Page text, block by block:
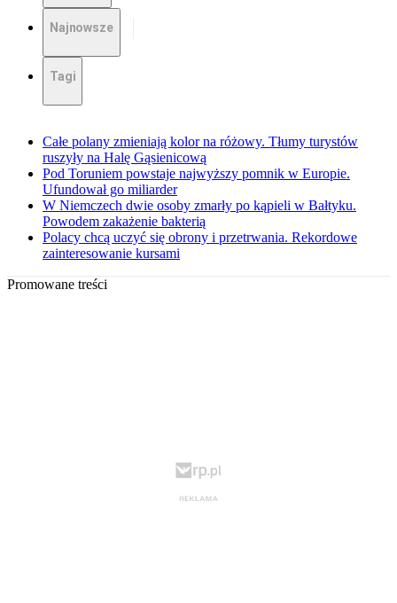
Najnowsze
Tagi
Całe polany zmieniają kolor na różowy. Tłumy turystów
ruszyły na Halę Gąsienicową
Pod Toruniem powstaje najwyższy pomnik w Europie.
Ufundował go miliarder
W Niemczech dwie osoby zmarły po kąpieli w Bałtyku.
Powodem zakażenie bakterią
Polacy chcą uczyć się obrony i przetrwania. Rekordowe
zainteresowanie kursami
Promowane treści